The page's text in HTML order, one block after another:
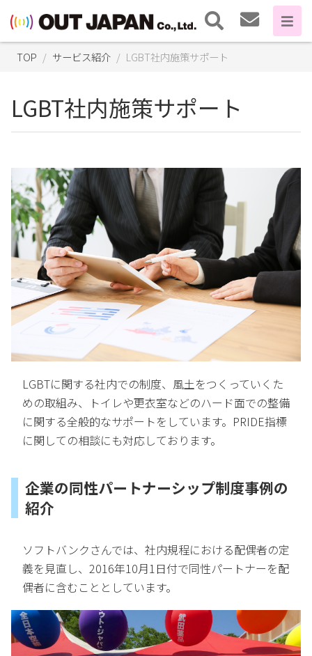
TOP サービス紹介 LGBT社内施策サポート
LGBT社内施策サポート
LGBTに関する社内での制度、風土をつくっていくた
めの取組み、トイレや更衣室などのハード面での整備
に関する全般的なサポートをしています。PRIDE指標
に関しての相談にも対応しております。
企業の同性パートナーシップ制度事例の
紹介
ソフトバンクさんでは、社内規程における配偶者の定
義を見直し、2016年10月1日付で同性パートナーを配
偶者に含むこととしています。